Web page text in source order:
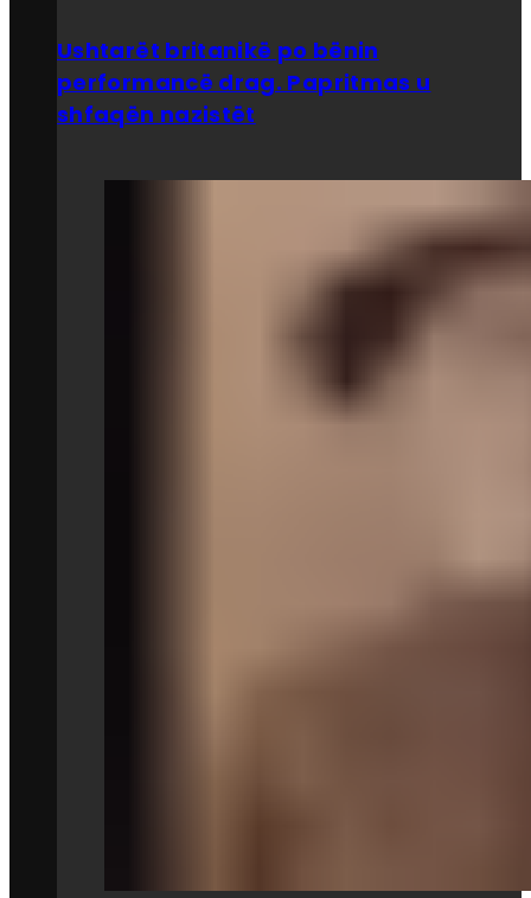
Ushtarët britanikë po bënin
performancë drag. Papritmas u
shfaqën nazistët